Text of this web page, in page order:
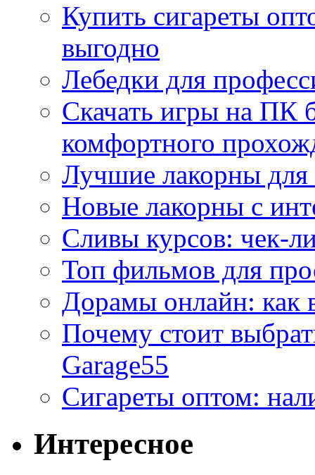
Купить сигареты
выгодно
Лебедки для
Скачать игры на ПК
комфортного
Лучшие лакорны для
Новые лакорны с
Сливы курсов: чек-
Топ фильмов для
Дорамы онлайн: как
Почему стоит
Garage55
Сигареты оптом:
Интересное